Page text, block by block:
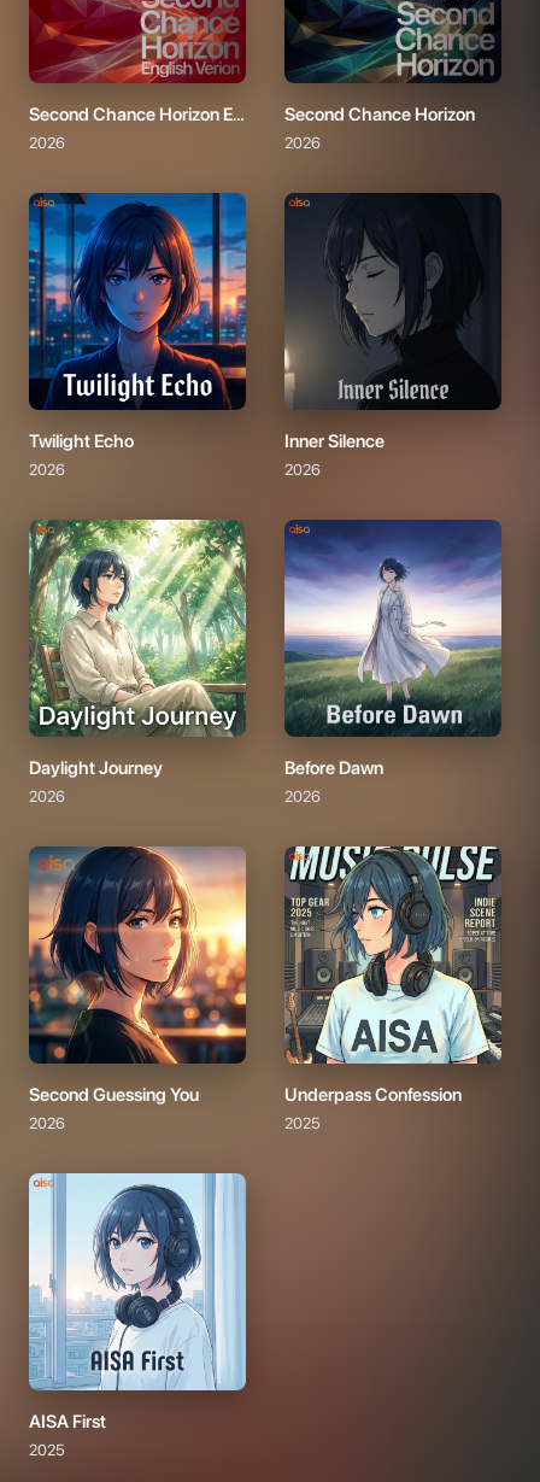
Second Chance Horizon English Version
2026
Second Chance Horizon
2026
Twilight Echo
2026
Inner Silence
2026
Daylight Journey
2026
Before Dawn
2026
Second Guessing You
2026
Underpass Confession
2025
AISA First
2025